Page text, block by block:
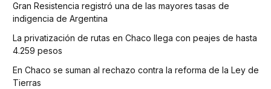
Gran Resistencia registró una de las mayores tasas de
indigencia de Argentina
La privatización de rutas en Chaco llega con peajes de hasta
4.259 pesos
En Chaco se suman al rechazo contra la reforma de la Ley de
Tierras